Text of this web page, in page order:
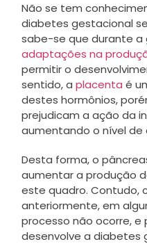
Não se tem
diabetes gestacional
sabe-se que durante a
adaptações na
permitir o
sentido, a placenta é
destes hormônios,
prejudicam a ação da
aumentando o nível de
Desta forma, o
aumentar a produção
este quadro. Contudo,
anteriormente, em
processo não ocorre, e
desenvolve a diabetes